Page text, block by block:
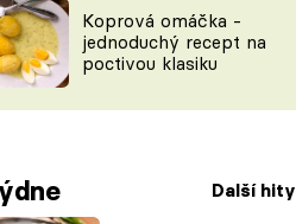
Sledujte nás
Koprová omáčka -
jednoduchý recept na
poctivou klasiku
Další hity